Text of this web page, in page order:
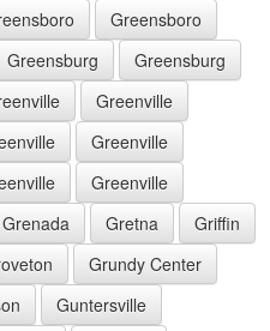
Greensboro
Greensburg
Greensburg
Greenville
Greenville
Greenville
Grenada Gretna
Griffin
Grundy Center
Guntersville